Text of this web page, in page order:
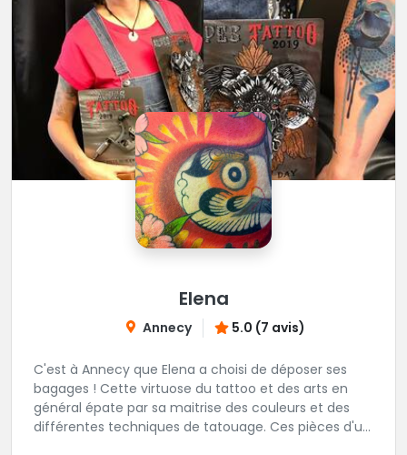
Elena
Annecy 5.0 (7 avis)
C'est à Annecy que Elena a choisi de déposer ses
bagages ! Cette virtuose du tattoo et des arts en
général épate par sa maitrise des couleurs et des
différentes techniques de tatouage. Ces pièces d'un